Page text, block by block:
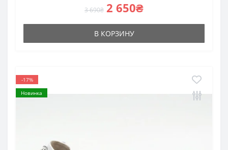
3 690₴ 2 650₴
В КОРЗИНУ
-17%
Новинка